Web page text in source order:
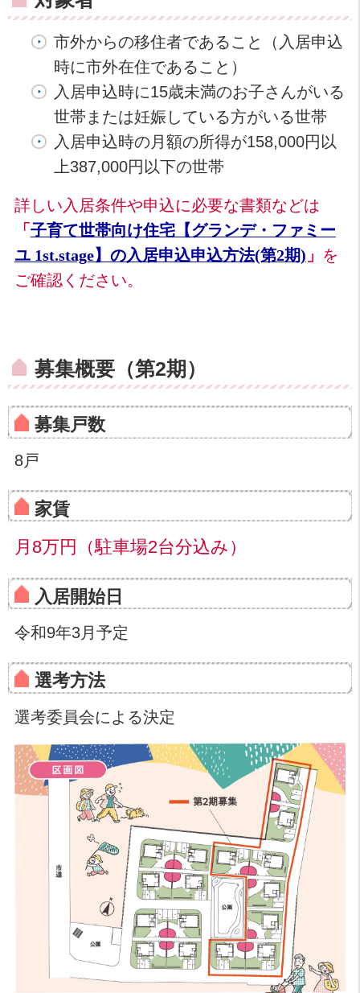
市外からの移住者であること（入居申込
時に市外在住であること）
入居申込時に15歳未満のお子さんがいる
世帯または妊娠している方がいる世帯
入居申込時の月額の所得が158,000円以
上387,000円以下の世帯
詳しい入居条件や申込に必要な書類などは
「 子育て世帯向け住宅【グランデ・ファミー
ユ 1st.stage】の入居申込申込方法(第2期) 」 を
ご確認ください。
募集概要（第2期）
募集戸数
8戸
家賃
月8万円（駐車場2台分込み）
入居開始日
令和9年3月予定
選考方法
選考委員会による決定